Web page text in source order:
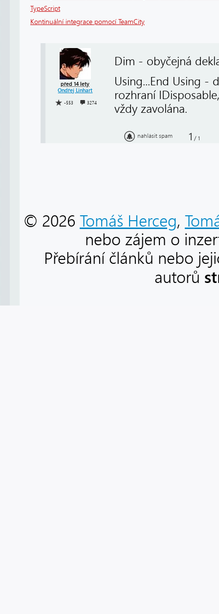
TypeScript
Kontinuální integrace pomocí TeamCity
před 14 lety
Ondřej Linhart
-553 3274
Dim - obyčejná
Using...End Using -
rozhraní
vždy zavolána.
nahlásit spam 1 / 1
© 2026 Tomáš Herceg,
nebo zájem o
Přebírání článků nebo
autorů